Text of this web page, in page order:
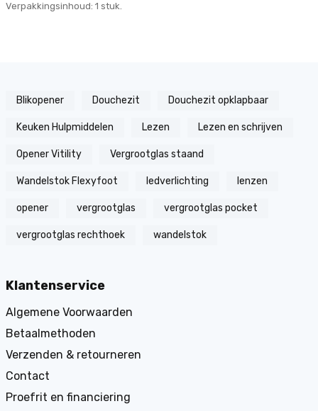
Verpakkingsinhoud: 1 stuk.
Blikopener Douchezit Douchezit opklapbaar
Keuken Hulpmiddelen Lezen Lezen en schrijven
Opener Vitility Vergrootglas staand
Wandelstok Flexyfoot ledverlichting lenzen
opener vergrootglas vergrootglas pocket
vergrootglas rechthoek wandelstok
Klantenservice
Algemene Voorwaarden
Betaalmethoden
Verzenden & retourneren
Contact
Proefrit en financiering